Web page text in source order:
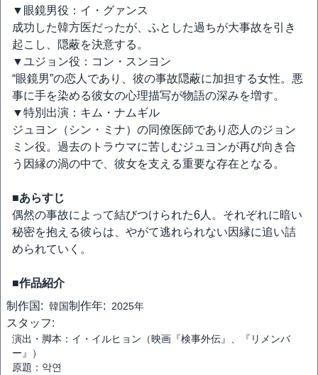
▼眼鏡男役：イ・グァンス
成功した韓方医だったが、ふとした過ちが大事故を引き
起こし、隠蔽を決意する。
▼ユジョン役：コン・スンヨン
“眼鏡男”の恋人であり、彼の事故隠蔽に加担する女性。悪
事に手を染める彼女の心理描写が物語の深みを増す。
▼特別出演：キム・ナムギル
ジュヨン（シン・ミナ）の同僚医師であり恋人のジョン
ミン役。過去のトラウマに苦しむジュヨンが再び向き合
う因縁の渦の中で、彼女を支える重要な存在となる。
■あらすじ
偶然の事故によって結びつけられた6人。それぞれに暗い
秘密を抱える彼らは、やがて逃れられない因縁に追い詰
められていく。
■作品紹介
制作国: 韓国制作年: 2025年
スタッフ:
演出・脚本：イ・イルヒョン（映画『検事外伝』、『リメンバ
ー』）
原題：악연